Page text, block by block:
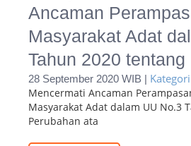
Ancaman
Masyarakat Adat
Tahun 2020 tentang
28 September 2020 WIB |
Mencermati Ancaman
Masyarakat Adat dalam UU No.3
Perubahan ata